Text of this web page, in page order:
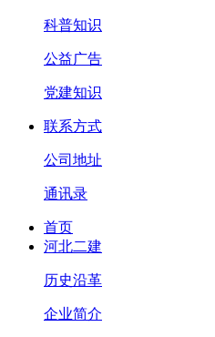
科普知识
公益广告
党建知识
联系方式
公司地址
通讯录
首页
河北二建
历史沿革
企业简介